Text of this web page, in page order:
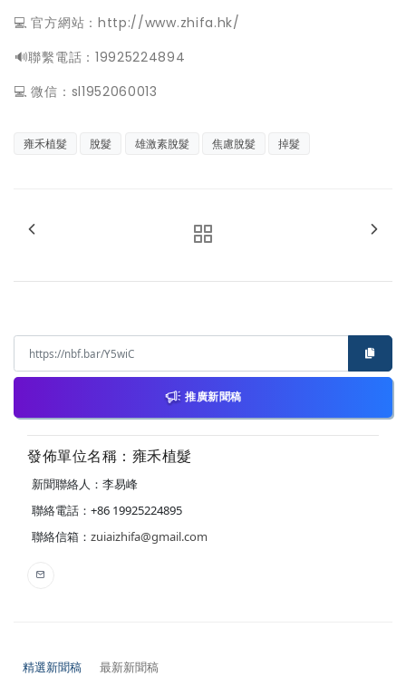
💻 官方網站：http://www.zhifa.hk/
️🔊聯繫電話：19925224894
💻 微信：sl1952060013
雍禾植髮 脫髮 雄激素脫髮 焦慮脫髮 掉髮
推廣新聞稿
發佈單位名稱：雍禾植髮
新聞聯絡人：李易峰
聯絡電話：+86 19925224895
聯絡信箱： zuiaizhifa@gmail.com
精選新聞稿 最新新聞稿